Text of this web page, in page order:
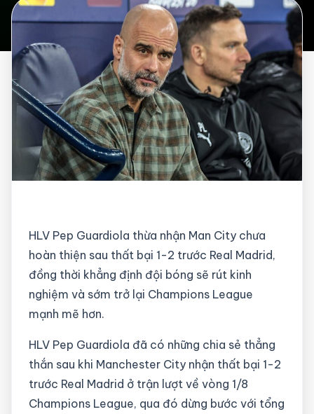
HLV Pep Guardiola thừa nhận Man City chưa
hoàn thiện sau thất bại 1-2 trước Real Madrid,
đồng thời khẳng định đội bóng sẽ rút kinh
nghiệm và sớm trở lại Champions League
mạnh mẽ hơn.
HLV Pep Guardiola đã có những chia sẻ thẳng
thắn sau khi Manchester City nhận thất bại 1-2
trước Real Madrid ở trận lượt về vòng 1/8
Champions League, qua đó dừng bước với tổng